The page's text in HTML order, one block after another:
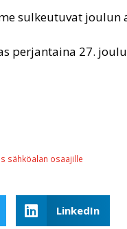
sulkeutuvat
perjantaina 27.
sähköalan osaajille
LinkedIn